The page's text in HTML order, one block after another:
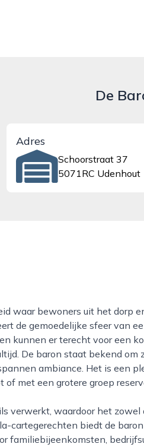
De
Adres
Schoorstraat 37
5071RC Udenhout
de gemoedelijke sfeer van
kunnen er terecht voor een
De baron staat bekend om
ambiance. Het is een
met een grotere groep
cartegerechten biedt de
familiebijeenkomsten,